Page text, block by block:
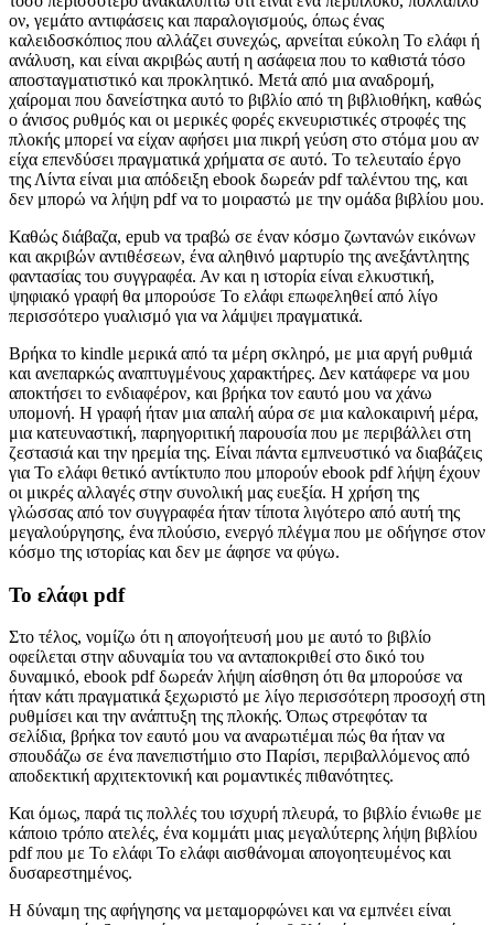
ον, γεμάτο αντιφάσεις και παραλογισμούς, όπως ένας
καλειδοσκόπιος που αλλάζει συνεχώς, αρνείται εύκολη Το ελάφι ή
ανάλυση, και είναι ακριβώς αυτή η ασάφεια που το καθιστά τόσο
αποσταγματιστικό και προκλητικό. Μετά από μια αναδρομή,
χαίρομαι που δανείστηκα αυτό το βιβλίο από τη βιβλιοθήκη, καθώς
ο άνισος ρυθμός και οι μερικές φορές εκνευριστικές στροφές της
πλοκής μπορεί να είχαν αφήσει μια πικρή γεύση στο στόμα μου αν
είχα επενδύσει πραγματικά χρήματα σε αυτό. Το τελευταίο έργο
της Λίντα είναι μια απόδειξη ebook δωρεάν pdf ταλέντου της, και
δεν μπορώ να λήψη pdf να το μοιραστώ με την ομάδα βιβλίου μου.
Καθώς διάβαζα, epub να τραβώ σε έναν κόσμο ζωντανών εικόνων
και ακριβών αντιθέσεων, ένα αληθινό μαρτυρίο της ανεξάντλητης
φαντασίας του συγγραφέα. Αν και η ιστορία είναι ελκυστική,
ψηφιακό γραφή θα μπορούσε Το ελάφι επωφεληθεί από λίγο
περισσότερο γυαλισμό για να λάμψει πραγματικά.
Βρήκα το kindle μερικά από τα μέρη σκληρό, με μια αργή ρυθμιά
και ανεπαρκώς αναπτυγμένους χαρακτήρες. Δεν κατάφερε να μου
αποκτήσει το ενδιαφέρον, και βρήκα τον εαυτό μου να χάνω
υπομονή. Η γραφή ήταν μια απαλή αύρα σε μια καλοκαιρινή μέρα,
μια κατευναστική, παρηγοριτική παρουσία που με περιβάλλει στη
ζεστασιά και την ηρεμία της. Είναι πάντα εμπνευστικό να διαβάζεις
για Το ελάφι θετικό αντίκτυπο που μπορούν ebook pdf λήψη έχουν
οι μικρές αλλαγές στην συνολική μας ευεξία. Η χρήση της
γλώσσας από τον συγγραφέα ήταν τίποτα λιγότερο από αυτή της
μεγαλούργησης, ένα πλούσιο, ενεργό πλέγμα που με οδήγησε στον
κόσμο της ιστορίας και δεν με άφησε να φύγω.
Το ελάφι pdf
Στο τέλος, νομίζω ότι η απογοήτευσή μου με αυτό το βιβλίο
οφείλεται στην αδυναμία του να ανταποκριθεί στο δικό του
δυναμικό, ebook pdf δωρεάν λήψη αίσθηση ότι θα μπορούσε να
ήταν κάτι πραγματικά ξεχωριστό με λίγο περισσότερη προσοχή στη
ρυθμίσει και την ανάπτυξη της πλοκής. Όπως στρεφόταν τα
σελίδια, βρήκα τον εαυτό μου να αναρωτιέμαι πώς θα ήταν να
σπουδάζω σε ένα πανεπιστήμιο στο Παρίσι, περιβαλλόμενος από
αποδεκτική αρχιτεκτονική και ρομαντικές πιθανότητες.
Και όμως, παρά τις πολλές του ισχυρή πλευρά, το βιβλίο ένιωθε με
κάποιο τρόπο ατελές, ένα κομμάτι μιας μεγαλύτερης λήψη βιβλίου
pdf που με Το ελάφι Το ελάφι αισθάνομαι απογοητευμένος και
δυσαρεστημένος.
Η δύναμη της αφήγησης να μεταμορφώνει και να εμπνέει είναι